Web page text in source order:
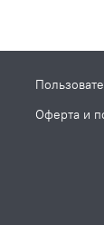
Оферта и